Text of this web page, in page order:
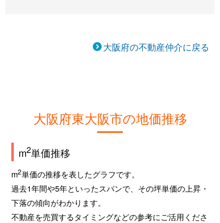
大阪府の不動産仲介に戻る
大阪府東大阪市の地価推移
m2単価推移
m2単価の推移を表したグラフです。
過去1年間や5年といったスパンで、その坪単価の上昇・
下落の傾向がわかります。
不動産を売買するタイミングなどの参考にご活用くださ